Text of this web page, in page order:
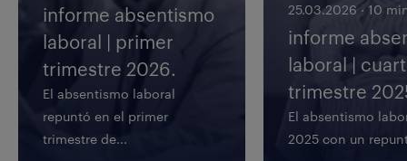
informe absentismo
laboral | primer
trimestre 2026.
El absentismo laboral
repuntó en el primer
trimestre de...
25.03.2026 ·10
informe
laboral |
trimestre
El absentismo
2025 con un